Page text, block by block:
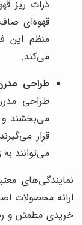
ذرات ریز
قهوه‌ای
منظم این
می‌کند.
طراحی
طراحی
می‌بخشند و
قرار
می‌توانند به
نمایندگی‌های
ارائه محصولات
خریدی مطمئن و